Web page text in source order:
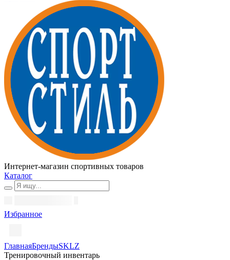
Интернет-магазин спортивных товаров
Каталог
Избранное
ГлавнаяБрендыSKLZ
Тренировочный инвентарь